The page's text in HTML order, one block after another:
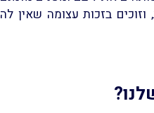
בזכות עצומה שאין לה